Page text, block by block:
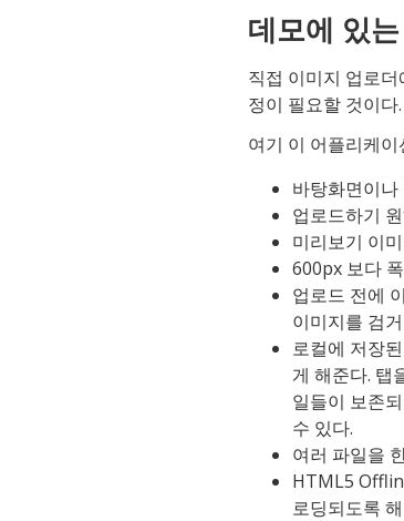
데모에 있
직접 이미지 업로
정이 필요할 것이다.
여기 이 어플리케
바탕화면이
업로드하기
미리보기 이
600px 보다
업로드 전에
이미지를 검
로컬에 저장
게 해준다. 탭
일들이 보존
수 있다.
여러 파일을
HTML5
로딩되도록